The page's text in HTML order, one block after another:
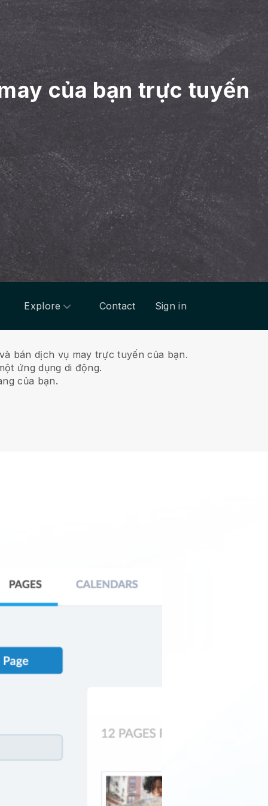
của bạn trực tuyến
Explore Contact Sign in
bán dịch vụ may trực tuyến của bạn.
ứng dụng di động.
của bạn.